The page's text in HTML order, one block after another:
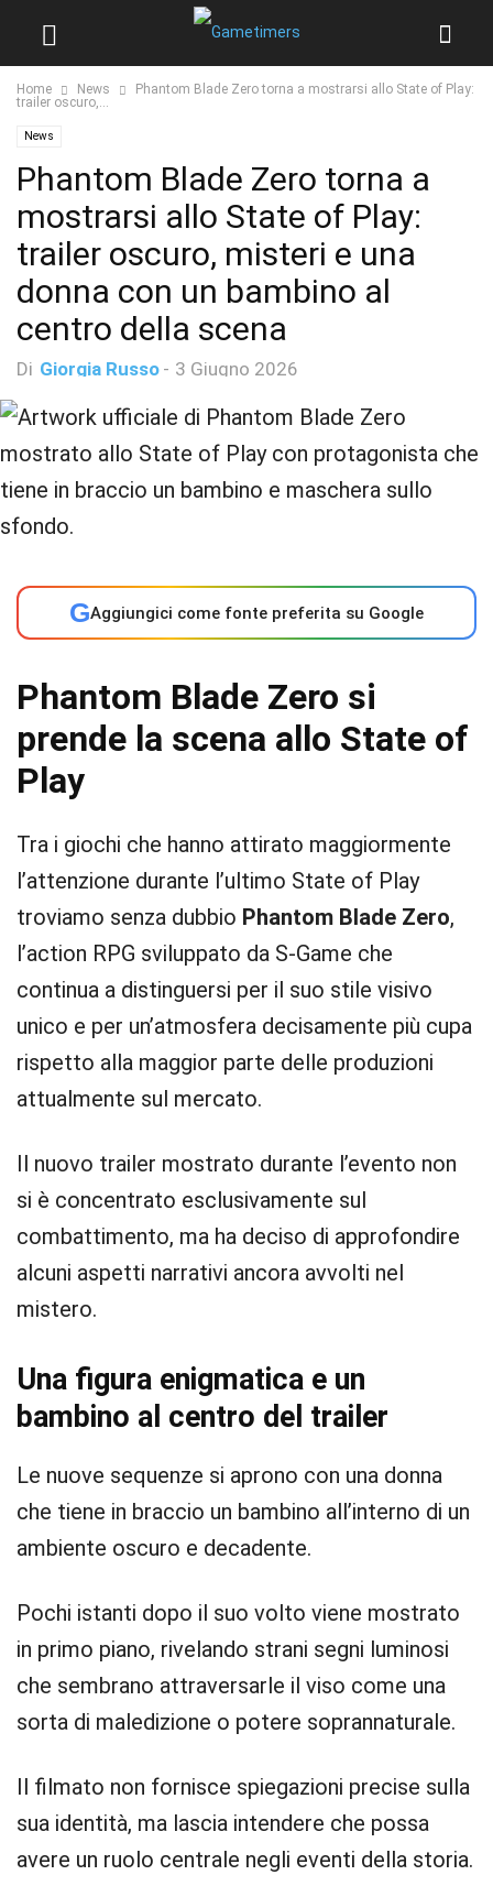
Home News
Phantom Blade Zero torna a mostrarsi allo State of Play:
trailer oscuro,...
News
Phantom Blade Zero torna a
mostrarsi allo State of Play:
trailer oscuro, misteri e una
donna con un bambino al
centro della scena
Di Giorgia Russo - 3 Giugno 2026
GAggiungici come fonte preferita su Google
Phantom Blade Zero si
prende la scena allo State of
Play
Tra i giochi che hanno attirato maggiormente
l’attenzione durante l’ultimo State of Play
troviamo senza dubbio Phantom Blade Zero,
l’action RPG sviluppato da S-Game che
continua a distinguersi per il suo stile visivo
unico e per un’atmosfera decisamente più cupa
rispetto alla maggior parte delle produzioni
attualmente sul mercato.
Il nuovo trailer mostrato durante l’evento non
si è concentrato esclusivamente sul
combattimento, ma ha deciso di approfondire
alcuni aspetti narrativi ancora avvolti nel
mistero.
Una figura enigmatica e un
bambino al centro del trailer
Le nuove sequenze si aprono con una donna
che tiene in braccio un bambino all’interno di un
ambiente oscuro e decadente.
Pochi istanti dopo il suo volto viene mostrato
in primo piano, rivelando strani segni luminosi
che sembrano attraversarle il viso come una
sorta di maledizione o potere soprannaturale.
Il filmato non fornisce spiegazioni precise sulla
sua identità, ma lascia intendere che possa
avere un ruolo centrale negli eventi della storia.